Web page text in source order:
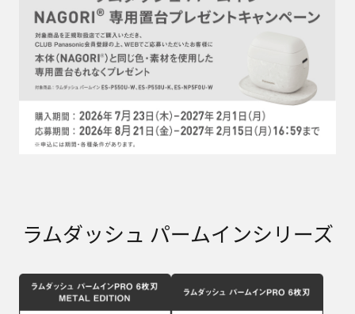
ラムダッシュ パームインシリーズ